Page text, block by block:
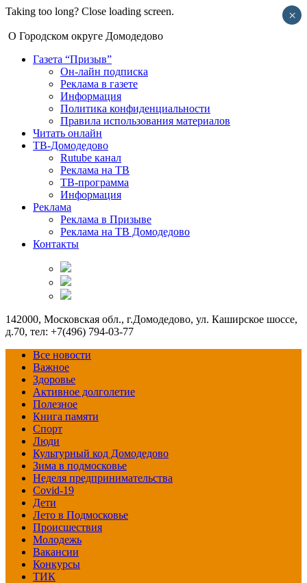
Taking too long? Close loading screen.
О Городском округе Домодедово
Газета “Призыв”
Он-лайн подписка
Реклама в газете
Информация
Политика конфиденциальности
Правила использования материалов
Читать онлайн
ТВ-Домодедово
Rutube канал
Реклама на ТВ
ТВ-программа
Информация
Реклама
Реклама в Призыве
Реклама на ТВ Домодедово
Контакты
142000, Московская обл., г.Домодедово, ул. Каширское шоссе,
д.70, тел: +7(496) 794-03-77
Все новости
Важное
Здоровье
Активное долголетие
Полезное
Книга памяти
Спорт
Люди
Культурный код Домодедово
Зима в подмосковье
Неделя предпринимательства
Covid-19
Дети
Лето в Подмосковье
Происшествия
Молодежь
Вакансии
Конкурсы
ТИК
×